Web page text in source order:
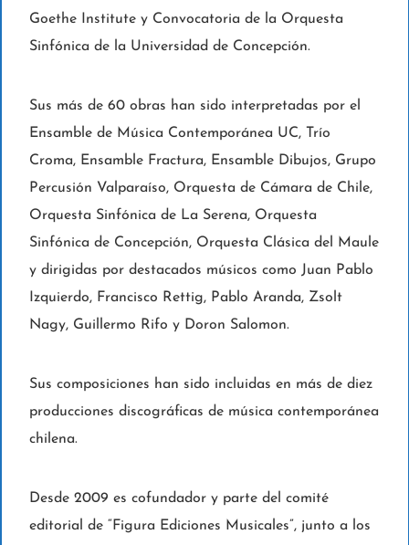
Goethe Institute y Convocatoria de la Orquesta
Sinfónica de la Universidad de Concepción.
Sus más de 60 obras han sido interpretadas por el
Ensamble de Música Contemporánea UC, Trío
Croma, Ensamble Fractura, Ensamble Dibujos, Grupo
Percusión Valparaíso, Orquesta de Cámara de Chile,
Orquesta Sinfónica de La Serena, Orquesta
Sinfónica de Concepción, Orquesta Clásica del Maule
y dirigidas por destacados músicos como Juan Pablo
Izquierdo, Francisco Rettig, Pablo Aranda, Zsolt
Nagy, Guillermo Rifo y Doron Salomon.
Sus composiciones han sido incluidas en más de diez
producciones discográficas de música contemporánea
chilena.
Desde 2009 es cofundador y parte del comité
editorial de “Figura Ediciones Musicales”, junto a los